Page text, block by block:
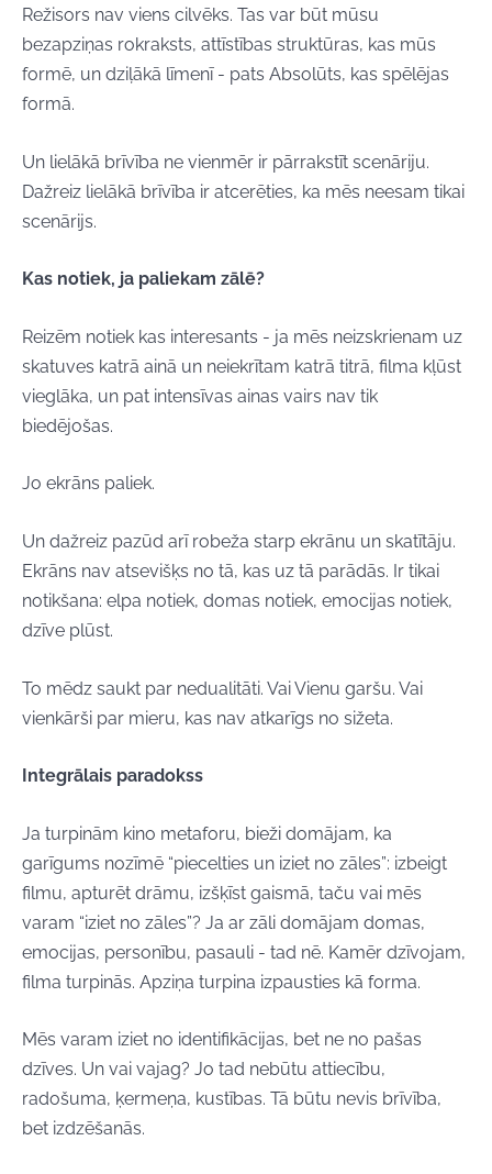
Režisors nav viens cilvēks. Tas var būt mūsu
bezapziņas rokraksts, attīstības struktūras, kas mūs
formē, un dziļākā līmenī - pats Absolūts, kas spēlējas
formā.
Un lielākā brīvība ne vienmēr ir pārrakstīt scenāriju.
Dažreiz lielākā brīvība ir atcerēties, ka mēs neesam tikai
scenārijs.
Kas notiek, ja paliekam zālē?
Reizēm notiek kas interesants - ja mēs neizskrienam uz
skatuves katrā ainā un neiekrītam katrā titrā, filma kļūst
vieglāka, un pat intensīvas ainas vairs nav tik
biedējošas.
Jo ekrāns paliek.
Un dažreiz pazūd arī robeža starp ekrānu un skatītāju.
Ekrāns nav atsevišķs no tā, kas uz tā parādās. Ir tikai
notikšana: elpa notiek, domas notiek, emocijas notiek,
dzīve plūst.
To mēdz saukt par nedualitāti. Vai Vienu garšu. Vai
vienkārši par mieru, kas nav atkarīgs no sižeta.
Integrālais paradokss
Ja turpinām kino metaforu, bieži domājam, ka
garīgums nozīmē “piecelties un iziet no zāles”: izbeigt
filmu, apturēt drāmu, izšķīst gaismā, taču vai mēs
varam “iziet no zāles”? Ja ar zāli domājam domas,
emocijas, personību, pasauli - tad nē. Kamēr dzīvojam,
filma turpinās. Apziņa turpina izpausties kā forma.
Mēs varam iziet no identifikācijas, bet ne no pašas
dzīves. Un vai vajag? Jo tad nebūtu attiecību,
radošuma, ķermeņa, kustības. Tā būtu nevis brīvība,
bet izdzēšanās.